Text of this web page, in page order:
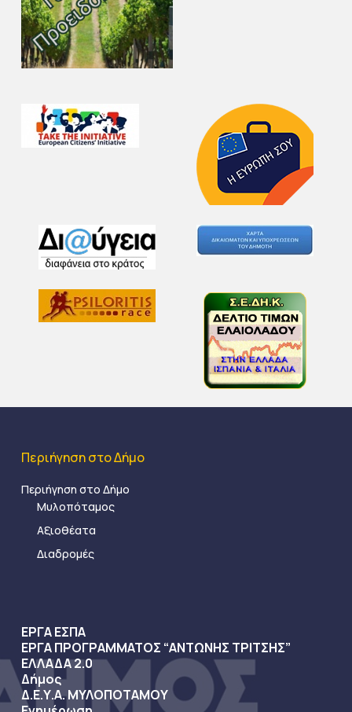
Περιήγηση στο Δήμο
Περιήγηση στο Δήμο
Μυλοπόταμος
Αξιοθέατα
Διαδρομές
ΕΡΓΑ ΕΣΠΑ
ΕΡΓΑ ΠΡΟΓΡΑΜΜΑΤΟΣ “ΑΝΤΩΝΗΣ ΤΡΙΤΣΗΣ”
ΕΛΛΑΔΑ 2.0
Δήμος
Δ.Ε.Υ.Α. ΜΥΛΟΠΟΤΑΜΟΥ